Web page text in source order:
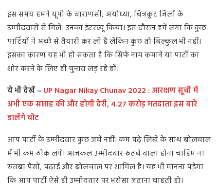
इस समय हमने यूपी के वाराणसी, अयोध्या, चित्रकूट जिलों के
उम्मीदवारों से मिले। उनका इंटरव्यू किया। इस दौरान हमें लगा कि कुछ
पार्टियों ने अच्छे से तैयारी कर ली है लेकिन कुछ तो बिल्कुल भी नहीं।
इसका कारण यह भी हो सकता है कि सिर्फ नाम कमाने या पार्टी का
शोर करने के लिए ही चुनाव लड़ रहे हों।
ये भी देखें – UP Nagar Nikay Chunav 2022 : आरक्षण सूची में
अभी एक सप्ताह की और होगी देरी, 4.27 करोड़ मतदाता इस बारे
डालेंगे वोट
आप पार्टी के उम्मीदवार कुछ जंचे नहीं। कम पढ़े लिखे के साथ बोलचाल
में भी कम ठीक लगे। आजकल उम्मीदवार रुतबे वाला होना चाहिए न।
रुतबा पैसों, पढ़ाई और बोलचाल पर शामिल है। यह भी मानना पड़ेगा
कि आप पार्टी ऐसे ही उम्मीदवार पर भरोसा जताना चाहती हो।